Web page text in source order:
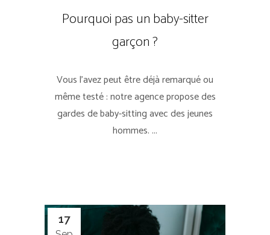
Pourquoi pas un baby-sitter
garçon ?
Vous l'avez peut être déjà remarqué ou
même testé : notre agence propose des
gardes de baby-sitting avec des jeunes
hommes. ...
17